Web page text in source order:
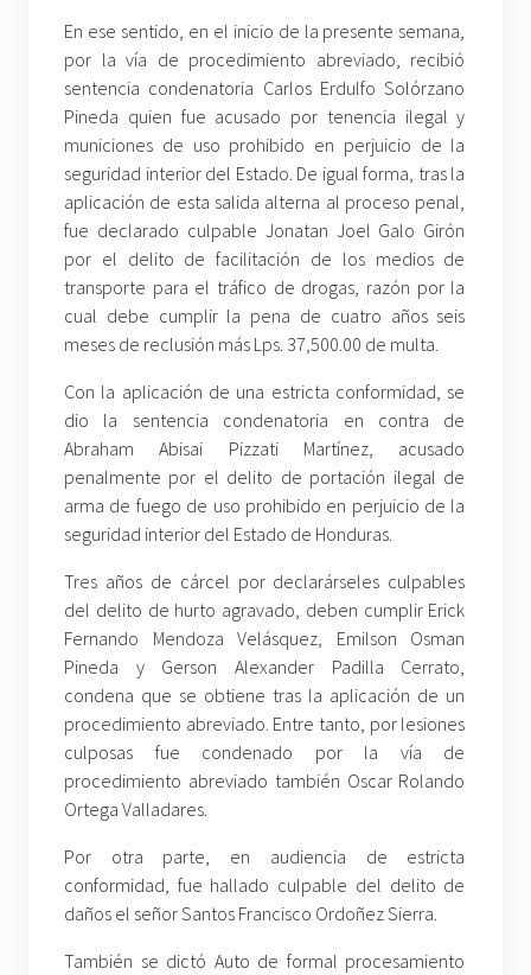
En ese sentido, en el inicio de la presente semana,
por la vía de procedimiento abreviado, recibió
sentencia condenatoria Carlos Erdulfo Solórzano
Pineda quien fue acusado por tenencia ilegal y
municiones de uso prohibido en perjuicio de la
seguridad interior del Estado. De igual forma, tras la
aplicación de esta salida alterna al proceso penal,
fue declarado culpable Jonatan Joel Galo Girón
por el delito de facilitación de los medios de
transporte para el tráfico de drogas, razón por la
cual debe cumplir la pena de cuatro años seis
meses de reclusión más Lps. 37,500.00 de multa.
Con la aplicación de una estricta conformidad, se
dio la sentencia condenatoria en contra de
Abraham Abisai Pizzati Martínez, acusado
penalmente por el delito de portación ilegal de
arma de fuego de uso prohibido en perjuicio de la
seguridad interior del Estado de Honduras.
Tres años de cárcel por declarárseles culpables
del delito de hurto agravado, deben cumplir Erick
Fernando Mendoza Velásquez, Emilson Osman
Pineda y Gerson Alexander Padilla Cerrato,
condena que se obtiene tras la aplicación de un
procedimiento abreviado. Entre tanto, por lesiones
culposas fue condenado por la vía de
procedimiento abreviado también Oscar Rolando
Ortega Valladares.
Por otra parte, en audiencia de estricta
conformidad, fue hallado culpable del delito de
daños el señor Santos Francisco Ordoñez Sierra.
También se dictó Auto de formal procesamiento